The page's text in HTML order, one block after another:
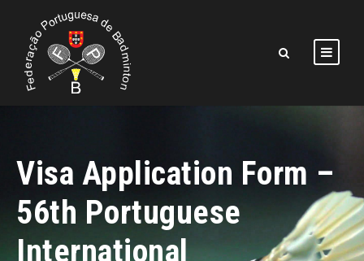
Visa Application Form –
56th Portuguese
International